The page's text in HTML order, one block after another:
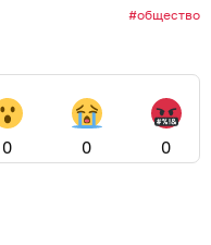
общество
0 0 0